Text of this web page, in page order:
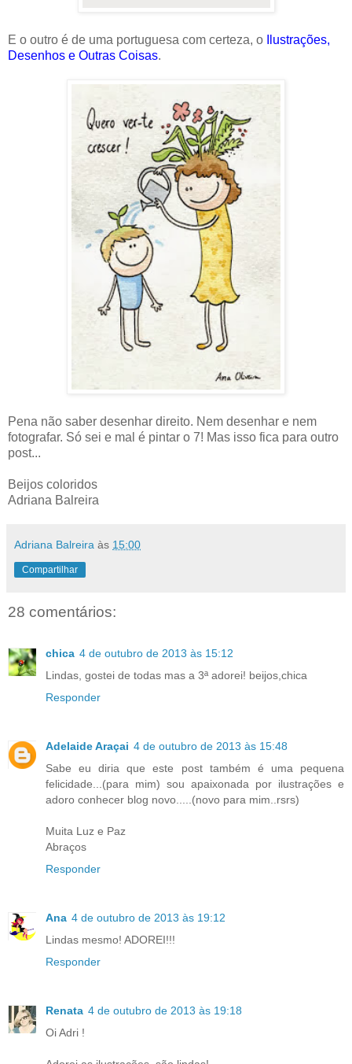
E o outro é de uma portuguesa com certeza, o
Ilustrações,
Desenhos e Outras Coisas.
Pena não saber desenhar direito. Nem desenhar e nem
fotografar. Só sei e mal é pintar o 7! Mas isso fica para outro
post...
Beijos coloridos
Adriana Balreira
Adriana Balreira às 15:00
Compartilhar
28 comentários:
chica 4 de outubro de 2013 às 15:12
Lindas, gostei de todas mas a 3ª adorei! beijos,chica
Responder
Adelaide Araçai 4 de outubro de 2013 às 15:48
Sabe eu diria que este post também é uma pequena
felicidade...(para mim) sou apaixonada por ilustrações e
adoro conhecer blog novo.....(novo para mim..rsrs)
Muita Luz e Paz
Abraços
Responder
Ana 4 de outubro de 2013 às 19:12
Lindas mesmo! ADOREI!!!
Responder
Renata 4 de outubro de 2013 às 19:18
Oi Adri !